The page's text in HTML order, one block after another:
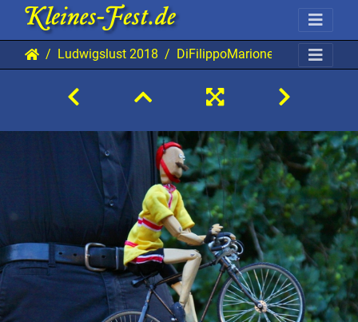
Ludwigslust 2018 DiFilippoMarionette 20180810